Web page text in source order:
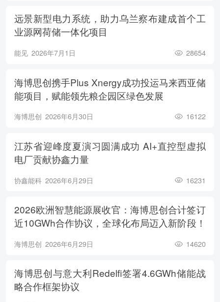
远景新型电力系统，助力乌兰察布建成首个工
业源网荷储一体化项目
能见 2026年7月1日 28654
海博思创携手Plus Xnergy成功投运马来西亚储
能项目，赋能领先粮企园区绿色发展
海博思创 2026年6月30日 16122
江苏省迎峰度夏演习圆满成功 AI+直控型虚拟
电厂贡献协鑫力量
协鑫能科 2026年6月29日 16231
2026欧洲智慧能源展收官：海博思创合计签订
近10GWh合作协议，全球化布局迈入新阶段！
海博思创 2026年6月29日 14620
海博思创与意大利Redelfi签署4.6GWh储能战
略合作框架协议